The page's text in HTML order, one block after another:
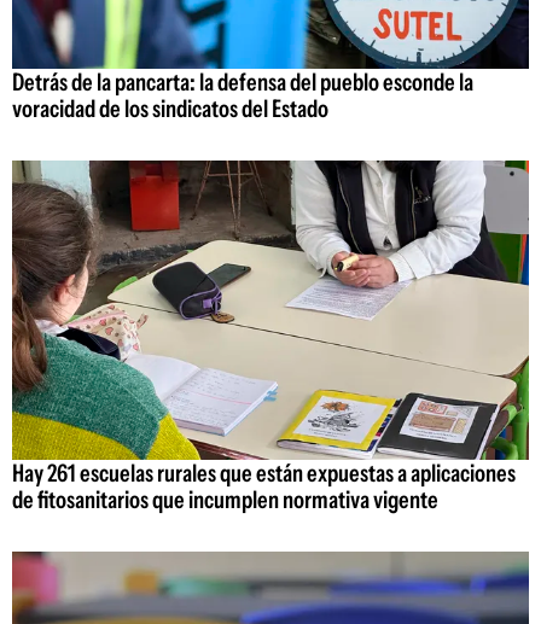
Detrás de la pancarta: la defensa del pueblo esconde la
voracidad de los sindicatos del Estado
Hay 261 escuelas rurales que están expuestas a aplicaciones
de fitosanitarios que incumplen normativa vigente